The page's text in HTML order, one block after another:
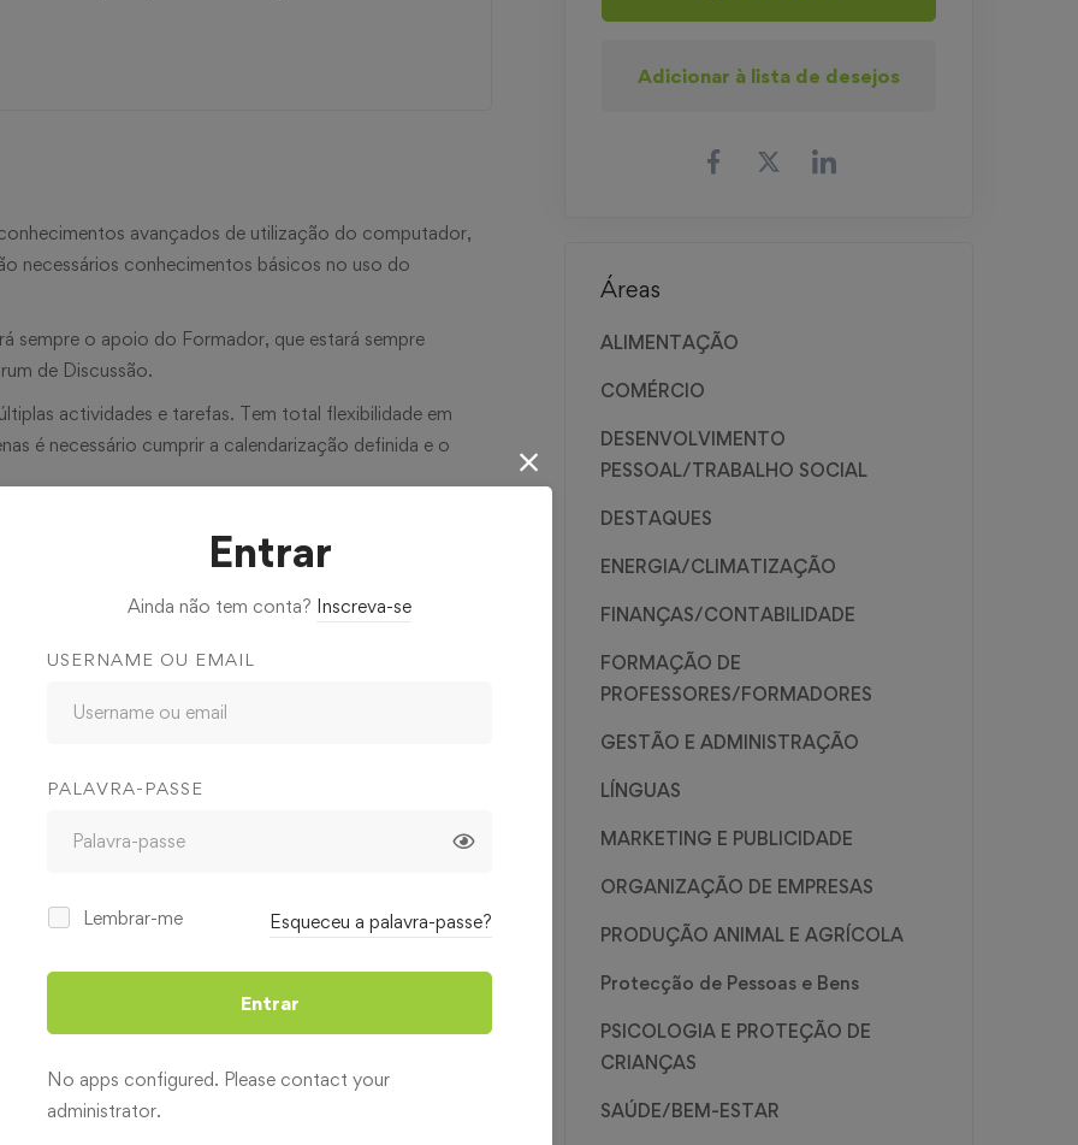
avançados de utilização do computador,
necessários conhecimentos básicos no uso do
sempre o apoio do Formador, que estará sempre
de Discussão.
actividades e tarefas. Tem total flexibilidade em
é necessário cumprir a calendarização definida e o
com a sua disponibilidade.
interessados em adquirir conhecimentos sobre
Adicionar à lista de desejos
Áreas
ALIMENTAÇÃO
COMÉRCIO
DESENVOLVIMENTO
PESSOAL/TRABALHO SOCIAL
DESTAQUES
ENERGIA/CLIMATIZAÇÃO
FINANÇAS/CONTABILIDADE
FORMAÇÃO DE
PROFESSORES/FORMADORES
GESTÃO E ADMINISTRAÇÃO
LÍNGUAS
MARKETING E PUBLICIDADE
ORGANIZAÇÃO DE EMPRESAS
PRODUÇÃO ANIMAL E AGRÍCOLA
Protecção de Pessoas e Bens
PSICOLOGIA E PROTEÇÃO DE
CRIANÇAS
SAÚDE/BEM-ESTAR
Entrar
Ainda não tem conta? Inscreva-se
USERNAME OU EMAIL
PALAVRA-PASSE
Lembrar-me Esqueceu a palavra-passe?
Entrar
No apps configured. Please contact your
administrator.